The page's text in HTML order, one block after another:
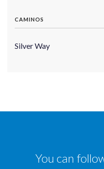
CAMINOS
Silver Way
You can